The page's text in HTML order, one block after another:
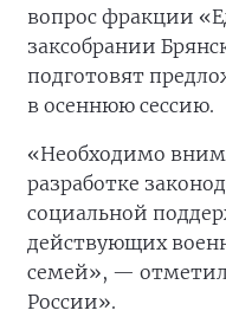
вопрос фракции
заксобрании
подготовят
в осеннюю сессию.
«Необходимо
разработке
социальной
действующих
семей», — отметил
России».